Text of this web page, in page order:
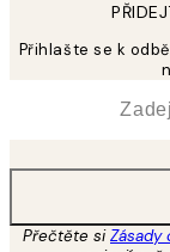
Přihlašte se k
Přečtěte siZásady